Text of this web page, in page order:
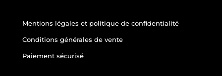
Mentions légales et politique de confidentialité
Conditions générales de vente
Paiement sécurisé